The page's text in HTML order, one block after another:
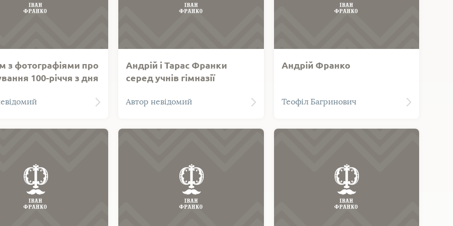
з фотографіями про
100-річчя з дня
100-річчя з дня
19 фото.
Андрій і Тарас Франки
серед учнів гімназії
Тарас Франко та Андрій Франко
(позначений чорнилом) серед
класі (у першому ряді).
Автор невідомий
Андрій Франко
Андрій Франко (1887-1913) -
найстарший син Івана Франка.
фольклорист, етнограф,
в ательє фотографа Теофіла
Багриновича у Львові. Оригінал
зображення на фірмовому
паспарту, внизу напис: "Т.
Багринович. Ц.І.К. Надвірний
Теофіл Багринович